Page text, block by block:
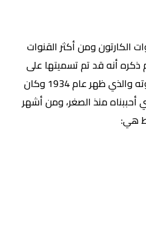
الكارتون ومن أكثر القنوات
ذكره أنه قد تم تسميتها على
اسم كارتون بطوط المتميز بصوته والذي ظهر عام 1934 وكان
منذ الصغر، ومن أشهر
هي: